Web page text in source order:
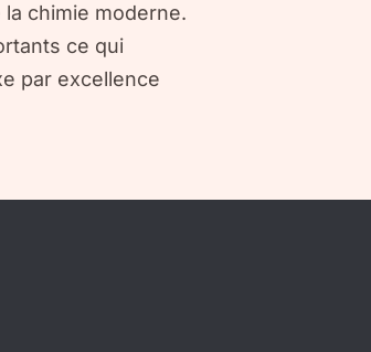
chimie moderne.
ce qui
par excellence